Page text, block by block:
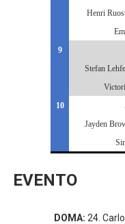
Henri
9
Stefan
10
Jayden
EVENTO
DOMA: 24.